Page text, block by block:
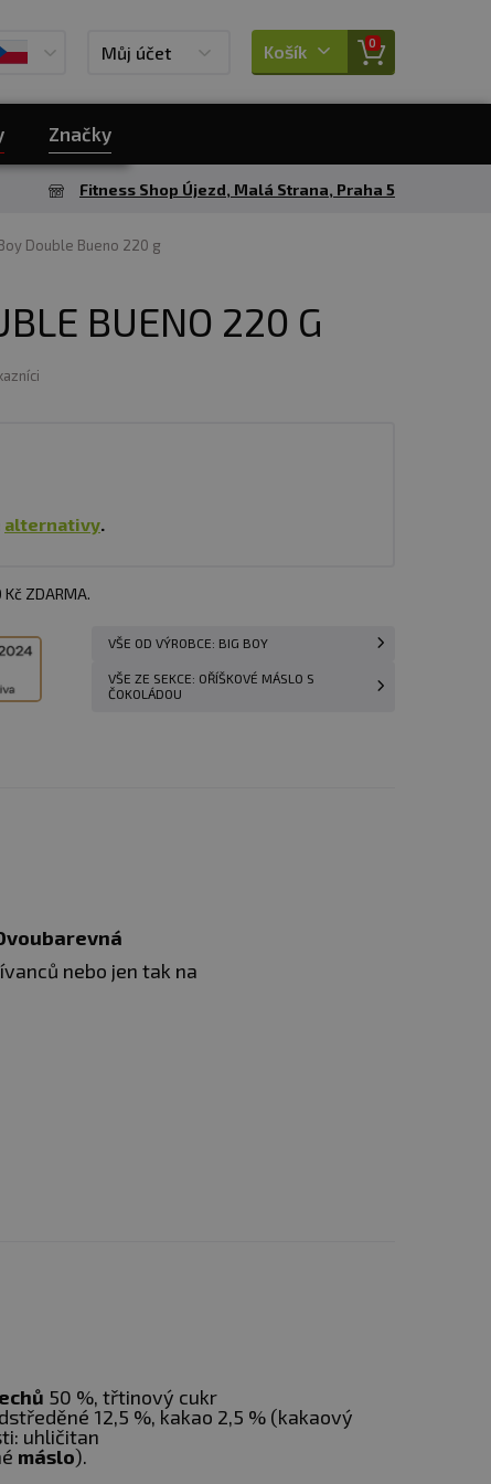
Můj účet Košík 0
Značky
Fitness Shop Újezd, Malá Strana, Praha 5
Double Bueno 220 g
BUENO 220 G
alternativy.
ZDARMA.
VŠE OD VÝROBCE: BIG BOY
VŠE ZE SEKCE: OŘÍŠKOVÉ MÁSLO S
ČOKOLÁDOU
nebo jen tak na
do 25 °C.
50 %, třtinový cukr
12,5 %, kakao 2,5 % (kakaový
uhličitan
máslo).